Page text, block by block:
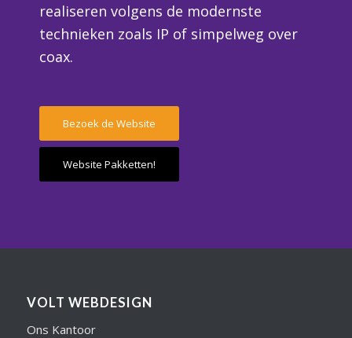
realiseren volgens de modernste
technieken zoals IP of simpelweg over
coax.
Bezoek de Website
Website Pakketten!
VOLT WEBDESIGN
Ons Kantoor